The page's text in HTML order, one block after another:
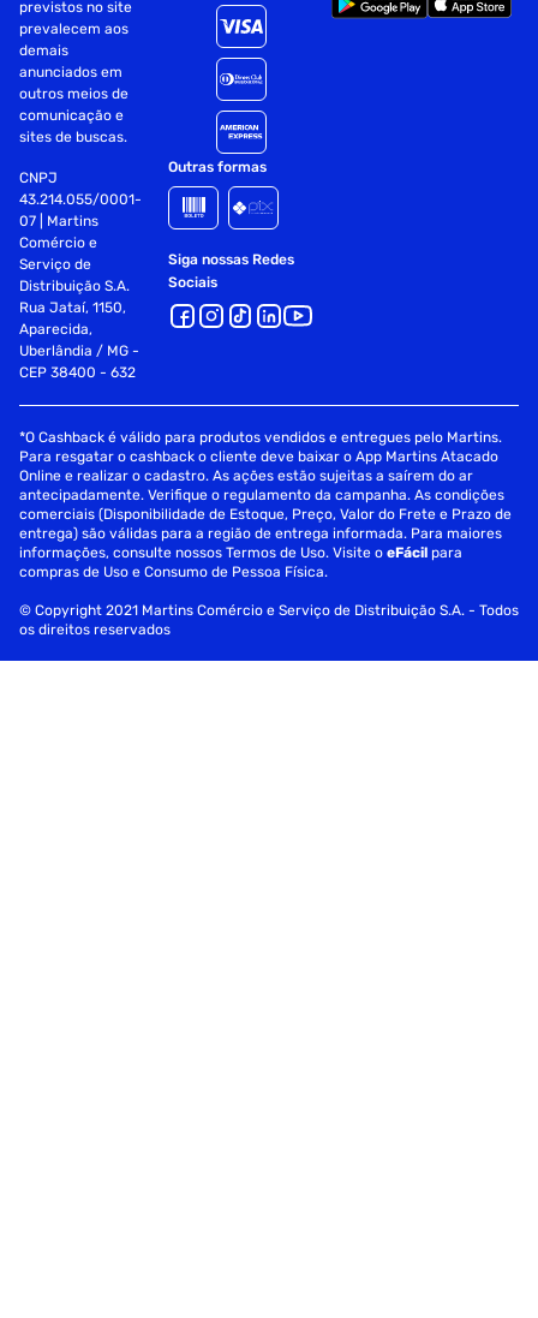
previstos no site
prevalecem aos
demais
anunciados em
outros meios de
comunicação e
sites de buscas.
CNPJ
43.214.055/0001-
07 | Martins
Comércio e
Serviço de
Distribuição S.A.
Rua Jataí, 1150,
Aparecida,
Uberlândia / MG -
CEP 38400 - 632
Outras formas
Siga nossas Redes
Sociais
*O Cashback é válido para produtos vendidos e entregues pelo Martins.
Para resgatar o cashback o cliente deve baixar o App Martins Atacado
Online e realizar o cadastro. As ações estão sujeitas a saírem do ar
antecipadamente. Verifique o regulamento da campanha. As condições
comerciais (Disponibilidade de Estoque, Preço, Valor do Frete e Prazo de
entrega) são válidas para a região de entrega informada. Para maiores
informações, consulte nossos Termos de Uso. Visite oeFácil para
compras de Uso e Consumo de Pessoa Física.
© Copyright 2021 Martins Comércio e Serviço de Distribuição S.A. - Todos
os direitos reservados